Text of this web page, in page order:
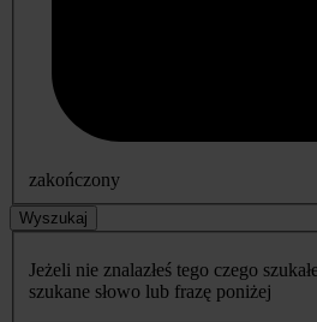
zakończony
Wyszukaj
Jeżeli nie znalazłeś tego czego
szukane słowo lub frazę poniżej